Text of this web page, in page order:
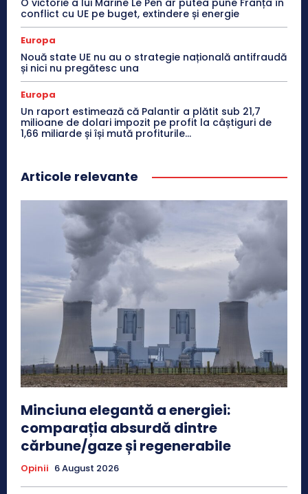
O victorie a lui Marine Le Pen ar putea pune Franța în
conflict cu UE pe buget, extindere și energie
Europa
Nouă state UE nu au o strategie națională antifraudă
și nici nu pregătesc una
Europa
Un raport estimează că Palantir a plătit sub 21,7
milioane de dolari impozit pe profit la câștiguri de
1,66 miliarde și își mută profiturile...
Articole relevante
Minciuna elegantă a energiei:
comparația absurdă dintre
cărbune/gaze și regenerabile
Opinii 6 August 2026